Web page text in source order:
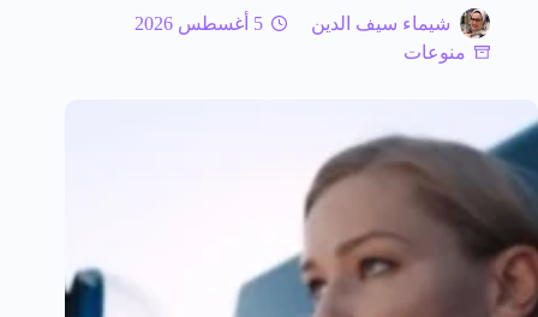
شيماء سيف الدين
5 أغسطس 2026
منوعات